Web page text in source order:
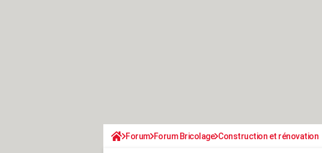
Forum Forum Bricolage Construction et rénovation